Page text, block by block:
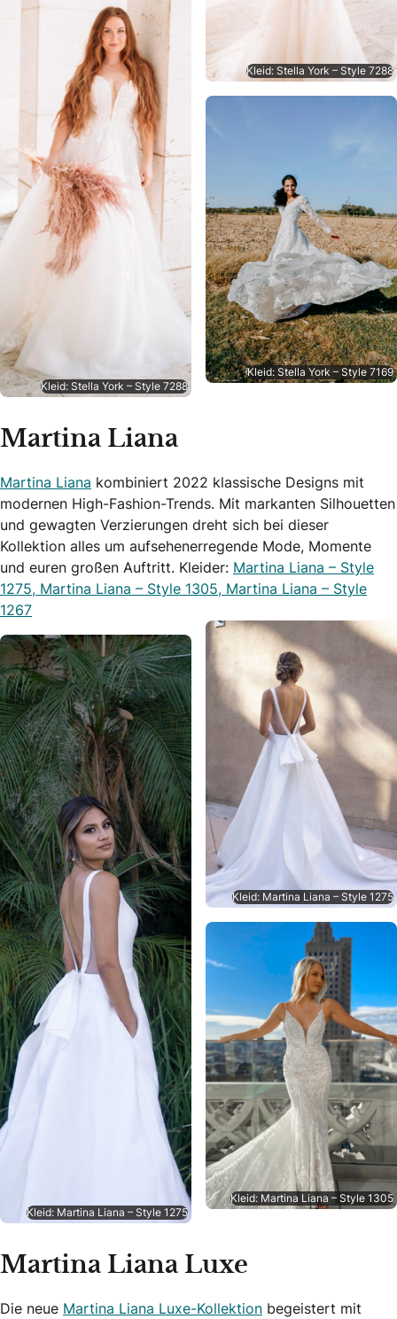
Kleid: Stella York – Style 7288
Kleid: Stella York – Style 7288
Kleid: Stella York – Style 7169
Martina Liana
Martina Liana kombiniert 2022 klassische Designs mit
modernen High-Fashion-Trends. Mit markanten Silhouetten
und gewagten Verzierungen dreht sich bei dieser
Kollektion alles um aufsehenerregende Mode, Momente
und euren großen Auftritt. Kleider: Martina Liana – Style
1275, Martina Liana – Style 1305, Martina Liana – Style
1267
Kleid: Martina Liana – Style 1275
Kleid: Martina Liana – Style 1275
Kleid: Martina Liana – Style 1305
Martina Liana Luxe
Die neue Martina Liana Luxe-Kollektion begeistert mit